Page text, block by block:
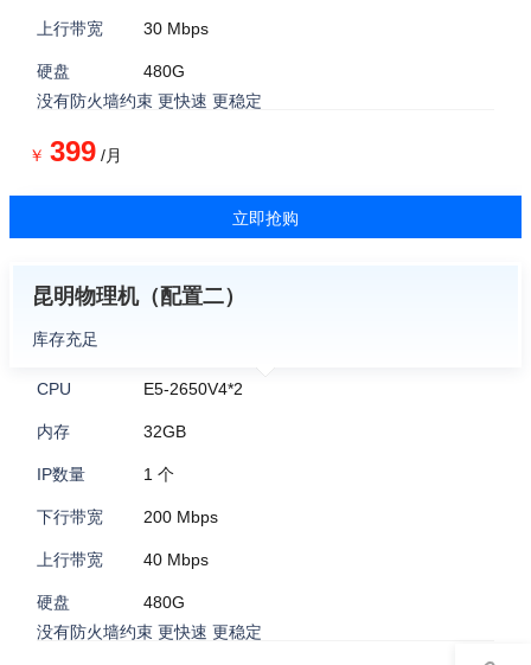
上行带宽 30 Mbps
硬盘
480G
没有防火墙约束 更快速 更稳定
￥ 399 /月
立即抢购
昆明物理机（配置二）
库存充足
CPU E5-2650V4*2
内存 32GB
IP数量 1 个
下行带宽 200 Mbps
上行带宽 40 Mbps
硬盘
480G
没有防火墙约束 更快速 更稳定